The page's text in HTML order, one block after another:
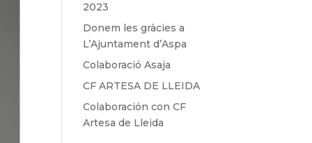
2023
Donem les gràcies a
L’Ajuntament d’Aspa
Colaboració Asaja
CF ARTESA DE LLEIDA
Colaboración con CF
Artesa de Lleida